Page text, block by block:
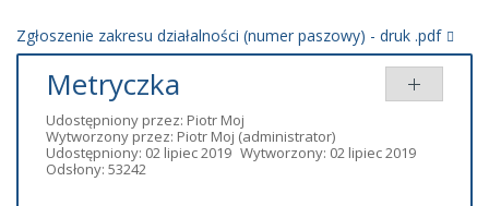
Zgłoszenie zakresu działalności (numer paszowy) - druk .pdf
Metryczka
Udostępniony przez: Piotr Moj
Wytworzony przez: Piotr Moj (administrator)
Udostępniony: 02 lipiec 2019 Wytworzony: 02 lipiec 2019
Odsłony: 53242